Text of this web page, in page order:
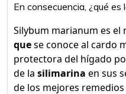
En consecuencia, ¿qué es
Silybum marianum es
quese conoce al cardo
protectora del hígado
de la silimarina en sus
de los mejores remedios